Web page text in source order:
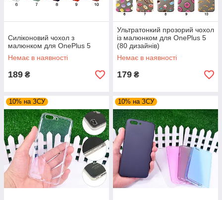
Силіконовий чохол з
малюнком для OnePlus 5
Немає в наявності
189 ₴
Ультратонкий прозорий чохол
із малюнком для OnePlus 5
(80 дизайнів)
Немає в наявності
179 ₴
10% на ЗСУ 10% на ЗСУ